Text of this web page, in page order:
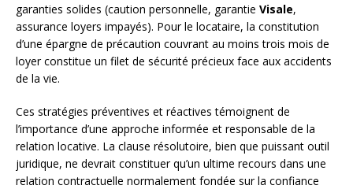
garanties solides (caution personnelle, garantie Visale,
assurance loyers impayés). Pour le locataire, la constitution
d’une épargne de précaution couvrant au moins trois mois de
loyer constitue un filet de sécurité précieux face aux accidents
de la vie.
Ces stratégies préventives et réactives témoignent de
l’importance d’une approche informée et responsable de la
relation locative. La clause résolutoire, bien que puissant outil
juridique, ne devrait constituer qu’un ultime recours dans une
relation contractuelle normalement fondée sur la confiance